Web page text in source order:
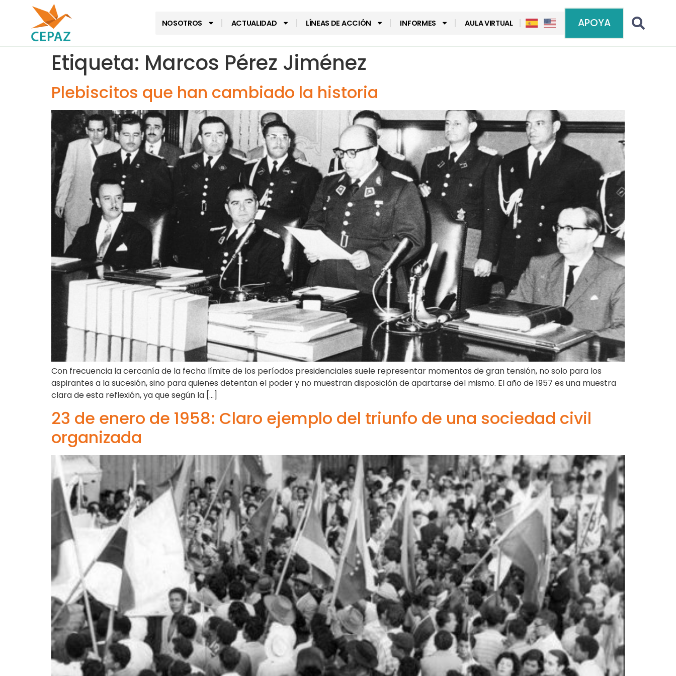
NOSOTROS ACTUALIDAD LÍNEAS DE ACCIÓN INFORMES AULA VIRTUAL APOYA
Etiqueta: Marcos Pérez Jiménez
Plebiscitos que han cambiado la historia
Con frecuencia la cercanía de la fecha límite de los períodos presidenciales suele representar momentos de gran tensión, no solo para los
aspirantes a la sucesión, sino para quienes detentan el poder y no muestran disposición de apartarse del mismo. El año de 1957 es una muestra
clara de esta reflexión, ya que según la […]
23 de enero de 1958: Claro ejemplo del triunfo de una sociedad civil
organizada